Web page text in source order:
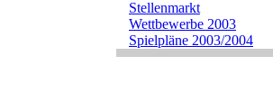
Stellenmarkt
Wettbewerbe 2003
Spielpläne 2003/2004